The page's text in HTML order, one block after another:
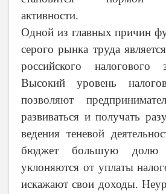
активности.
Одной из главных причин
серого рынка труда
российского налогового
Высокий уровень
позволяют
развиваться и получать
ведения теневой
бюджет большую долю
уклоняются от уплаты
искажают свои доходы.